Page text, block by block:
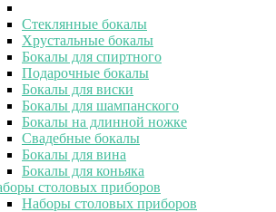
Стеклянные бокалы
Хрустальные бокалы
Бокалы для спиртного
Подарочные бокалы
Бокалы для виски
Бокалы для шампанского
Бокалы на длинной ножке
Свадебные бокалы
Бокалы для вина
Бокалы для коньяка
столовых приборов
Наборы столовых приборов